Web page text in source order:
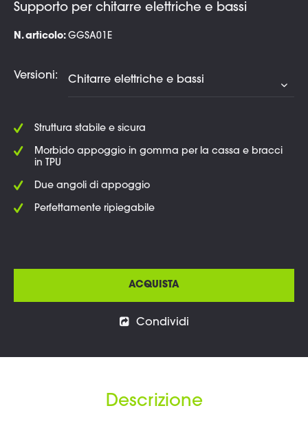
Supporto per chitarre elettriche e bassi
N. articolo: GGSA01E
Versioni:
Struttura stabile e sicura
Morbido appoggio in gomma per la cassa e bracci
in TPU
Due angoli di appoggio
Perfettamente ripiegabile
ACQUISTA
Condividi
Descrizione